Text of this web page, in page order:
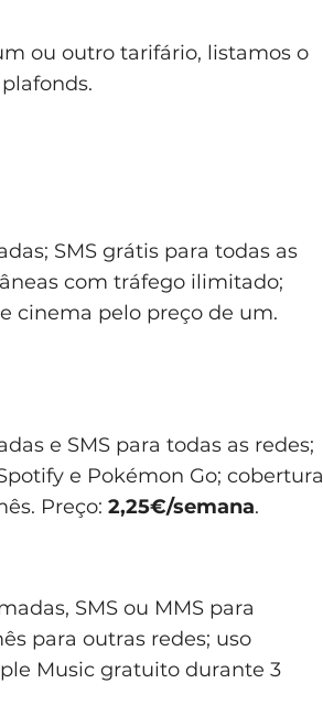
ou outro tarifário, listamos o
SMS grátis para todas as
com tráfego ilimitado;
cinema pelo preço de um.
e SMS para todas as redes;
e Pokémon Go; cobertura
Preço: 2,25€/semana.
SMS ou MMS para
para outras redes; uso
Music gratuito durante 3